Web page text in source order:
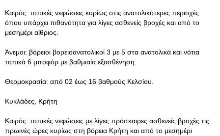
Καιρός: τοπικές νεφώσεις κυρίως στις ανατολικότερες περιοχές
όπου υπάρχει πιθανότητα για λίγες ασθενείς βροχές και από το
μεσημέρι αίθριος.
Άνεμοι: βόρειοι βορειοανατολικοί 3 με 5 στα ανατολικά και νότια
τοπικά 6 μποφόρ με βαθμιαία εξασθένηση.
Θερμοκρασία: από 02 έως 16 βαθμούς Κελσίου.
Κυκλάδες, Κρήτη
Καιρός: τοπικές νεφώσεις με λίγες πρόσκαιρες ασθενείς βροχές τις
πρωινές ώρες κυρίως στη βόρεια Κρήτη και από το μεσημέρι